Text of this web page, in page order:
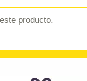
producto.